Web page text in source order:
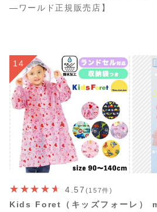
—ワールド正規販売店】
14
4.57 (157件)
Kids Foret（キッズフォーレ）